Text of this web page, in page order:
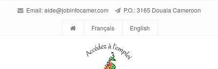
Email:aide@jobinfocamer.com P.O.: 3165 Douala Cameroon
Français English